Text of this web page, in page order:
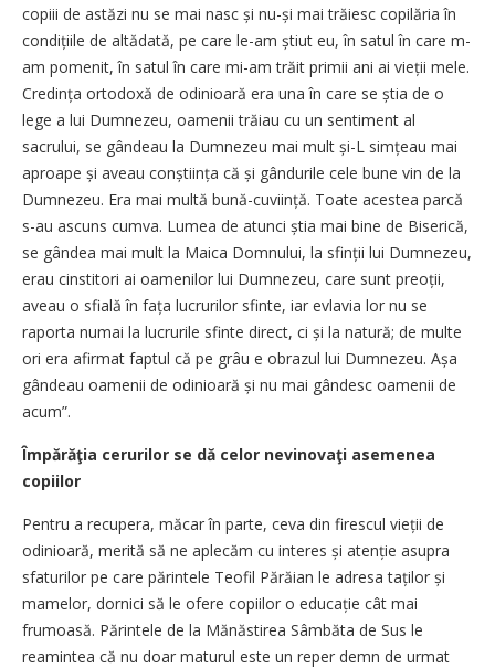
copiii de astăzi nu se mai nasc și nu-și mai trăiesc copilăria în
condițiile de altădată, pe care le-am știut eu, în satul în care m-
am pomenit, în satul în care mi-am trăit primii ani ai vieții mele.
Credința ortodoxă de odinioară era una în care se știa de o
lege a lui Dumnezeu, oamenii trăiau cu un sentiment al
sacrului, se gândeau la Dumnezeu mai mult și-L simțeau mai
aproape și aveau conștiința că și gândurile cele bune vin de la
Dumnezeu. Era mai multă bună-cuviință. Toate acestea parcă
s-au ascuns cumva. Lumea de atunci știa mai bine de Biserică,
se gândea mai mult la Maica Domnului, la sfinții lui Dumnezeu,
erau cinstitori ai oamenilor lui Dumnezeu, care sunt preoții,
aveau o sfială în fața lucrurilor sfinte, iar evlavia lor nu se
raporta numai la lucrurile sfinte direct, ci și la natură; de multe
ori era afirmat faptul că pe grâu e obrazul lui Dumnezeu. Așa
gândeau oamenii de odinioară și nu mai gândesc oamenii de
acum”.
Împărăţia cerurilor se dă celor nevinovaţi asemenea
copiilor
Pentru a recupera, măcar în parte, ceva din firescul vieții de
odinioară, merită să ne aplecăm cu interes și atenție asupra
sfaturilor pe care părintele Teofil Părăian le adresa taților și
mamelor, dornici să le ofere copiilor o edu­cație cât mai
frumoasă. Părintele de la Mănăstirea Sâmbăta de Sus le
reamintea că nu doar maturul este un reper demn de urmat